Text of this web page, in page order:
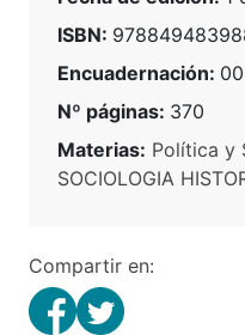
ISBN:
Encuadernación: 00
Nº páginas: 370
Materias: Política y
SOCIOLOGIA
Compartir en: